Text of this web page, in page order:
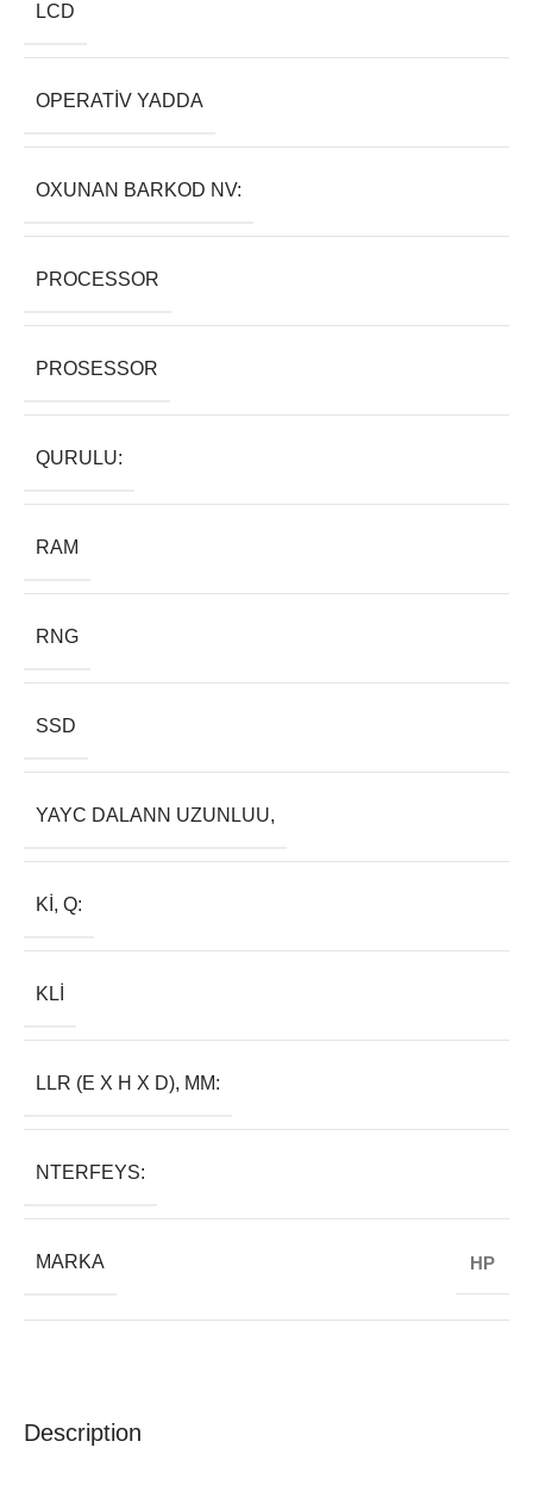
Description
LCD
OPERATIV YADDA
OXUNAN BARKOD NV:
PROCESSOR
PROSESSOR
QURULU:
RAM
RNG
SSD
YAYC DALANN UZUNLUU,
KI, Q:
KLI
LLR (E X H X D), MM:
NTERFEYS:
MARKA HP